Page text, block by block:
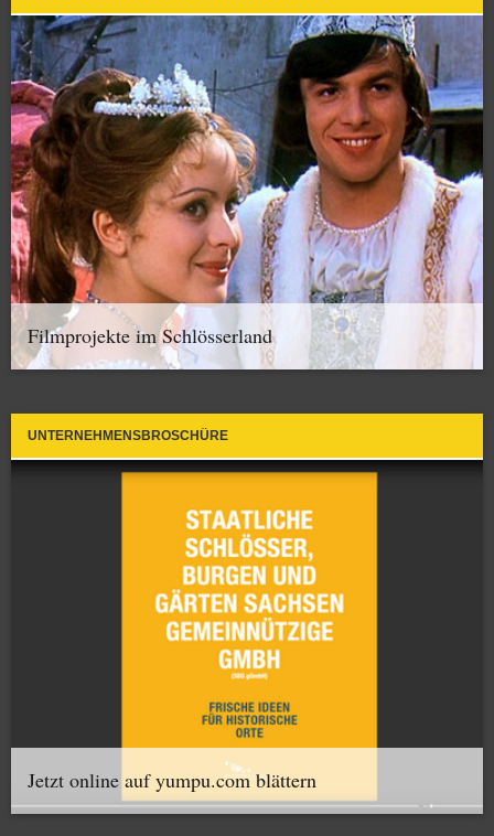
Filmprojekte im Schlösserland
UNTERNEHMENSBROSCHÜRE
Jetzt online auf yumpu.com blättern